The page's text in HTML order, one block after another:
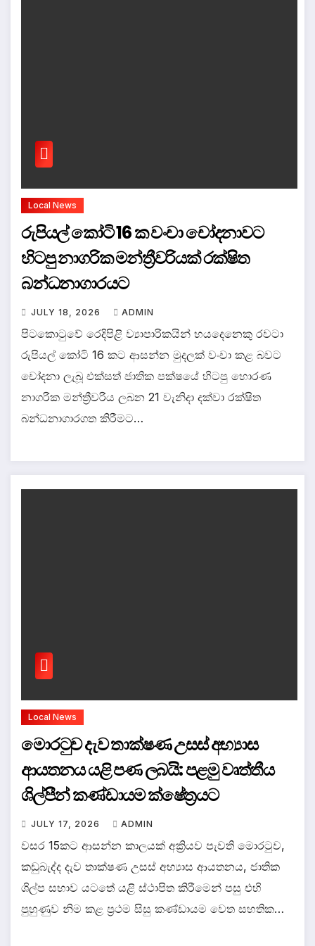
Local News
රුපියල් කෝටි 16 ක වංචා චෝදනාවට
හිටපු නාගරික මන්ත්‍රීවරියක් රක්ෂිත
බන්ධනාගාරයට
JULY 18, 2026 ADMIN
පිටකොටුවේ රෙදිපිළි ව්‍යාපාරිකයින් හයදෙනෙකු රවටා
රුපියල් කෝටි 16 කට ආසන්න මුදලක් වංචා කළ බවට
චෝදනා ලැබූ එක්සත් ජාතික පක්ෂයේ හිටපු හොරණ
නාගරික මන්ත්‍රීවරිය ලබන 21 වැනිදා දක්වා රක්ෂිත
බන්ධනාගාරගත කිරීමට…
Local News
මොරටුව දැව තාක්ෂණ උසස් අභ්‍යාස
ආයතනය යළි පණ ලබයි: පළමු වෘත්තීය
ශිල්පීන් කණ්ඩායම ක්ෂේත්‍රයට
JULY 17, 2026 ADMIN
වසර 15කට ආසන්න කාලයක් අක්‍රියව පැවති මොරටුව,
කඩුබැද්ද දැව තාක්ෂණ උසස් අභ්‍යාස ආයතනය, ජාතික
ශිල්ප සභාව යටතේ යළි ස්ථාපිත කිරීමෙන් පසු එහි
පුහුණුව නිම කළ ප්‍රථම සිසු කණ්ඩායම වෙත සහතික…